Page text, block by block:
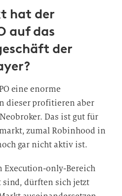
hat der
auf das
der
eine enorme
dieser profitieren aber
Das ist gut für
zumal Robinhood in
gar nicht aktiv ist.
Execution-only-Bereich
dürften sich jetzt